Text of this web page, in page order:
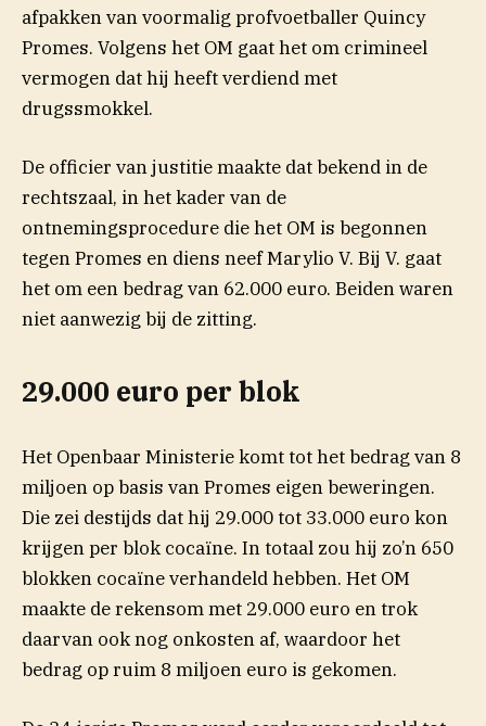
afpakken van voormalig profvoetballer Quincy
Promes. Volgens het OM gaat het om crimineel
vermogen dat hij heeft verdiend met
drugssmokkel.
De officier van justitie maakte dat bekend in de
rechtszaal, in het kader van de
ontnemingsprocedure die het OM is begonnen
tegen Promes en diens neef Marylio V. Bij V. gaat
het om een bedrag van 62.000 euro. Beiden waren
niet aanwezig bij de zitting.
29.000 euro per blok
Het Openbaar Ministerie komt tot het bedrag van 8
miljoen op basis van Promes eigen beweringen.
Die zei destijds dat hij 29.000 tot 33.000 euro kon
krijgen per blok cocaïne. In totaal zou hij zo’n 650
blokken cocaïne verhandeld hebben. Het OM
maakte de rekensom met 29.000 euro en trok
daarvan ook nog onkosten af, waardoor het
bedrag op ruim 8 miljoen euro is gekomen.